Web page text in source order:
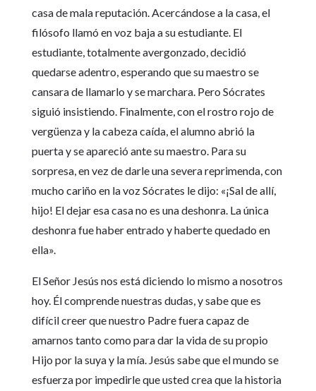
casa de mala reputación. Acercándose a la casa, el
filósofo llamó en voz baja a su estudiante. El
estudiante, totalmente avergonzado, decidió
quedarse adentro, esperando que su maestro se
cansara de llamarlo y se marchara. Pero Sócrates
siguió insistiendo. Finalmente, con el rostro rojo de
vergüenza y la cabeza caída, el alumno abrió la
puerta y se apareció ante su maestro. Para su
sorpresa, en vez de darle una severa reprimenda, con
mucho cariño en la voz Sócrates le dijo: «¡Sal de allí,
hijo! El dejar esa casa no es una deshonra. La única
deshonra fue haber entrado y haberte quedado en
ella».
El Señor Jesús nos está diciendo lo mismo a nosotros
hoy. Él comprende nuestras dudas, y sabe que es
difícil creer que nuestro Padre fuera capaz de
amarnos tanto como para dar la vida de su propio
Hijo por la suya y la mía. Jesús sabe que el mundo se
esfuerza por impedirle que usted crea que la historia